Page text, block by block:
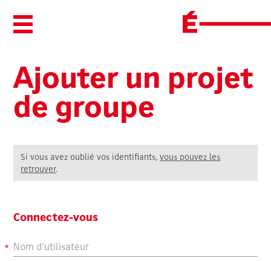
Ouvrir/Fermer le menu
Ajouter un projet
de groupe
Si vous avez oublié vos identifiants,vous pouvez les
retrouver.
Connectez-vous